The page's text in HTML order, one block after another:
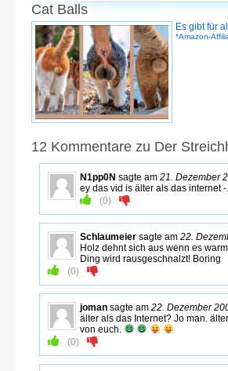
Cat Balls
Es gibt für
*Amazon-
12 Kommentare zu Der
N1pp0N sagte am 21. Dezember
ey das vid is älter als das internet -
(0)
Schlaumeier sagte am 22.
Holz dehnt sich aus wenn es
Ding wird rausgeschnalzt! Boring
(0)
joman sagte am 22. Dezember
älter als das Internet? Jo man.
von euch.
(0)